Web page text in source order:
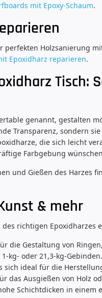
mit Epoxy-Schaum.
Holzsanierung
Epoxidharz reparieren.
Tisch:
genannt, gestalten
Transparenz, sondern
die sich leicht
Farbgebung
und Gießen des Harzes
& mehr
richtigen
die Gestaltung von
oder 21,3-kg-
ideal für die
das Ausgießen von Holz
Schichtdicken in